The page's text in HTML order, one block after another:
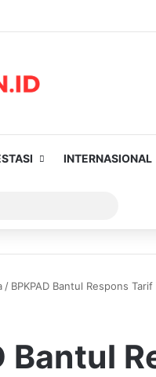
INTERNASIONAL
for
/ BPKPAD Bantul Respons
Bantul